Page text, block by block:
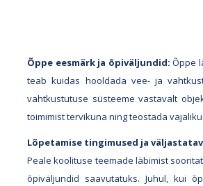
Õppe eesmärk ja õpiväljundid: Õppe
teab kuidas hooldada vee- ja
vahtkustutuse süsteeme vastavalt
toimimist tervikuna ning teostada
Lõpetamise tingimused ja
Peale koolituse teemade läbimist
õpiväljundid saavutatuks. Juhul, kui